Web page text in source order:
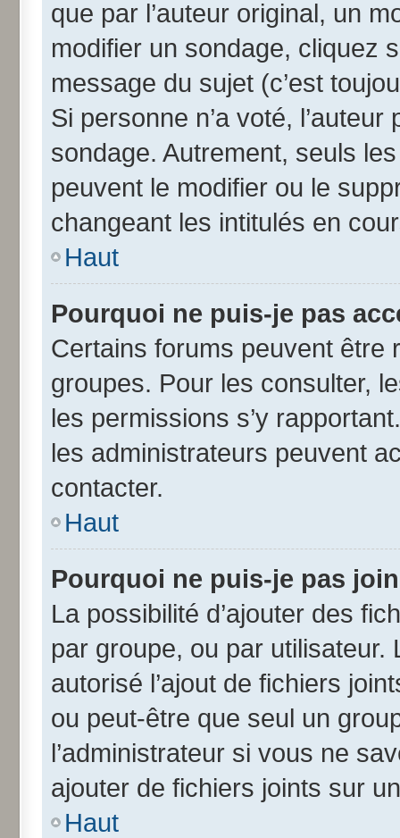
que par l’auteur original, un
modifier un sondage, cliquez
message du sujet (c’est
Si personne n’a voté,
sondage. Autrement, seuls
peuvent le modifier ou le
changeant les intitulés en
Haut
Pourquoi ne puis-je pas
Certains forums peuvent être
groupes. Pour les consulter,
les permissions s’y
les administrateurs peuvent
contacter.
Haut
Pourquoi ne puis-je pas
La possibilité d’ajouter des
par groupe, ou par utilisateur.
autorisé l’ajout de fichiers
ou peut-être que seul un
l’administrateur si vous ne
ajouter de fichiers joints sur
Haut